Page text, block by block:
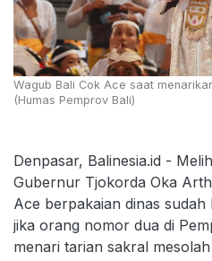
Wagub Bali Cok Ace saat
(Humas Pemprov Bali)
Denpasar, Balinesia.id -
Gubernur Tjokorda Oka
Ace berpakaian dinas sudah
jika orang nomor dua di
menari tarian sakral